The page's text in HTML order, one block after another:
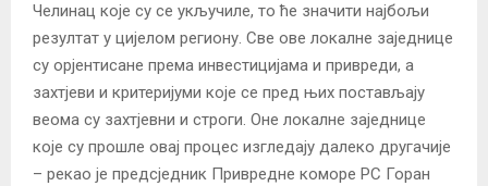
Челинац које су се укључиле, то ће значити најбољи
резултат у цијелом региону. Све ове локалне заједнице
су орјентисане према инвестицијама и привреди, а
захтјеви и критеријуми које се пред њих постављају
веома су захтјевни и строги. Оне локалне заједнице
које су прошле овај процес изгледају далеко другачије
– рекао је предсједник Привредне коморе РС Горан